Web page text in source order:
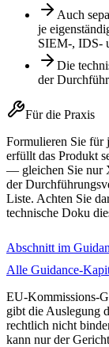
Auch
je
SIEM-, IDS-
Die
der
Für die Praxis
Formulieren Sie für
erfüllt das Produkt
— gleichen Sie nur
der
Liste. Achten Sie
technische Doku
Abschnitt im
Alle Guidance-
EU-Kommissions-
gibt die Auslegung
rechtlich nicht
kann nur der